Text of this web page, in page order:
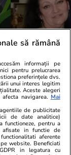
Redactia.ro
De ce a
lucru
timp ce era
să rămână
informații pe
pentru prelucrarea
preferințele dvs.
unui interes legitim
Aceste alegeri
navigarea. Mai
de publicitate
de date analitice)
functioneze, pentru a
afisate in functie de
aferente
website. Beneficiati
in legatura cu